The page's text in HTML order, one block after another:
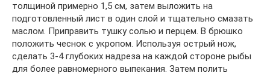
толщиной примерно 1,5 см, затем выложить на
подготовленный лист в один слой и тщательно смазать
маслом. Приправить тушку солью и перцем. В брюшко
положить чеснок с укропом. Используя острый нож,
сделать 3-4 глубоких надреза на каждой стороне рыбы
для более равномерного выпекания. Затем полить